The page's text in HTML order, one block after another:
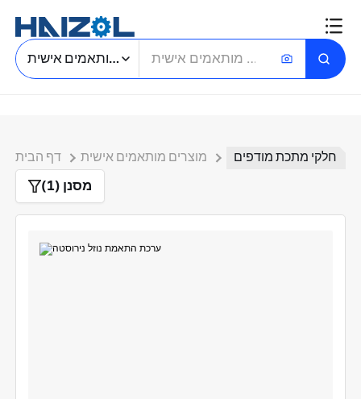
חיפוש חלקים מותאמים אישית
דף הבית מוצרים מותאמים אישית חלקי מתכת מודפים
מסנן (1)